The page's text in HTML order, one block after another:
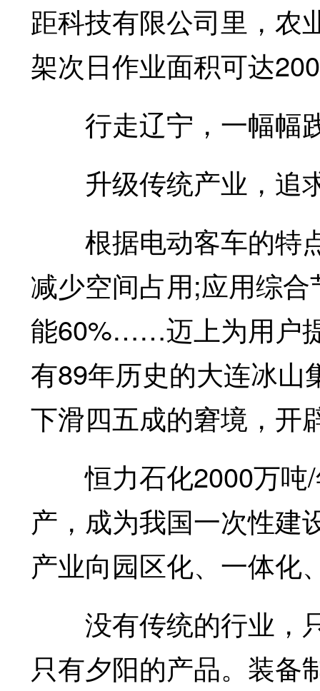
距科技有限公司里，农
架次日作业面积可达
行走辽宁，一幅幅
升级传统产业，追
根据电动客车的特
减少空间占用;应用综
能60%……迈上为用户
有89年历史的大连冰山
下滑四五成的窘境，开
恒力石化2000万吨/
产，成为我国一次性建
产业向园区化、一体化
没有传统的行业，
只有夕阳的产品。装备